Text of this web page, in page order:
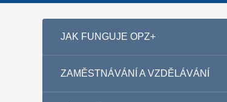
JAK FUNGUJE OPZ+
ZAMĚSTNÁVÁNÍ A VZDĚLÁVÁNÍ